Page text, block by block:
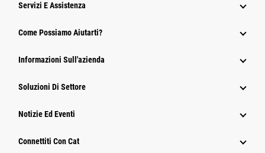
Servizi E Assistenza
Come Possiamo Aiutarti?
Informazioni Sull'azienda
Soluzioni Di Settore
Notizie Ed Eventi
Connettiti Con Cat